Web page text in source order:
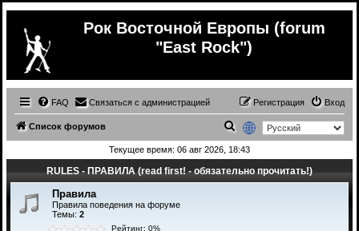
Рок Восточной Европы (forum
"East Rock")
FAQ Связаться с администрацией Вход
Регистрация
Список форумов
о
с
Текущее время: 06 авг 2026, 18:43
RULES - ПРАВИЛА (read first! - обязательно прочитать!)
Правила
Правила поведения на форуме
Темы: 2
Рейтинг: 0%